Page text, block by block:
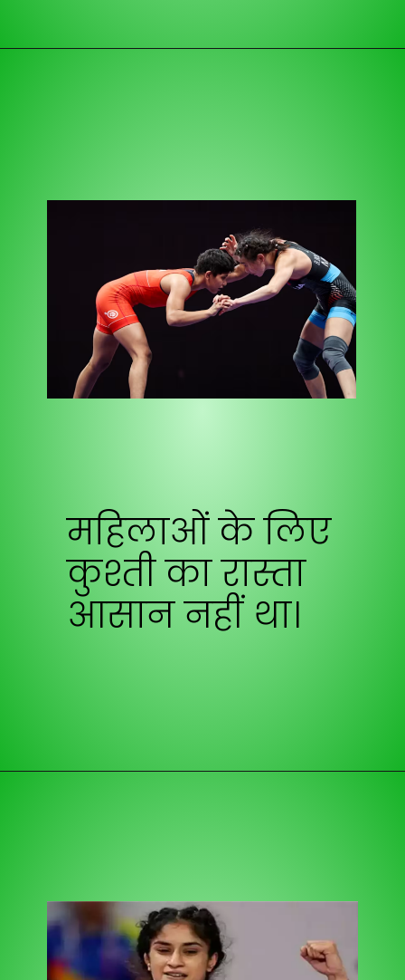
महिलाओं के लिए
कुश्ती का रास्ता
आसान नहीं था।